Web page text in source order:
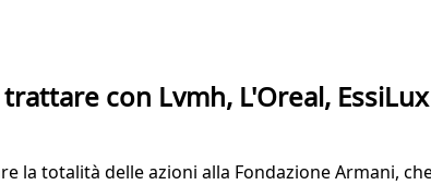
con Lvmh, L'Oreal, EssiLux
la totalità delle azioni alla Fondazione Armani,